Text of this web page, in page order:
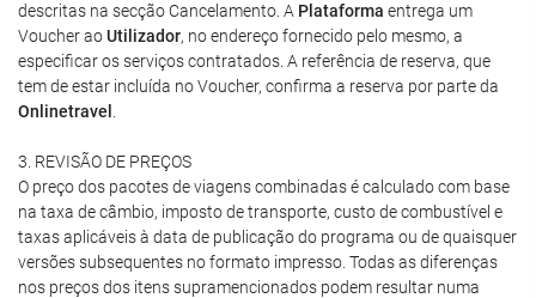
descritas na secção Cancelamento. A Plataforma entrega um
Voucher aoUtilizador, no endereço fornecido pelo mesmo, a
especificar os serviços contratados. A referência de reserva, que
tem de estar incluída no Voucher, confirma a reserva por parte da
Onlinetravel
3. REVISÃO DE PREÇOS
O preço dos pacotes de viagens combinadas é calculado com base
na taxa de câmbio, imposto de transporte, custo de combustível e
taxas aplicáveis à data de publicação do programa ou de quaisquer
versões subsequentes no formato impresso. Todas as diferenças
nos preços dos itens supramencionados podem resultar numa